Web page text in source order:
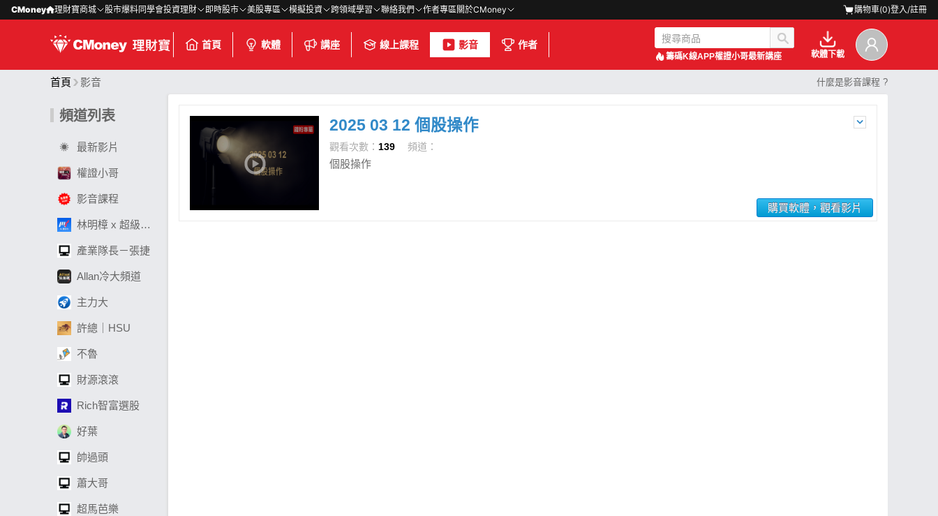
CMoney 理財寶商城 股市爆料同學會投資理財 即時股市 美股專區 模擬投資 跨領域學習 聯絡我們 作者專區關於CMoney 購物車(0)登入/註冊
首頁 軟體 講座 線上課程 影音 作者
籌碼K線APP權證小哥最新講座 軟體下載
首頁 影音 什麼是影音課程 ?
頻道列表
最新影片
權證小哥
影音課程
林明樟 x 超級數字力
產業隊長－張捷
Allan冷大頻道
主力大
許總｜HSU
不魯
財源滾滾
Rich智富選股
好葉
帥過頭
蕭大哥
超馬芭樂
2025 03 12 個股操作
觀看次數： 139 頻道：
個股操作
購買軟體，觀看影片